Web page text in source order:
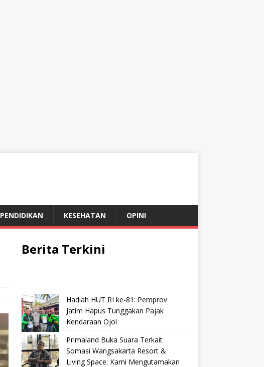
PENDIDIKAN KESEHATAN OPINI
Berita Terkini
Hadiah HUT RI ke-81: Pemprov
Jatim Hapus Tunggakan Pajak
Kendaraan Ojol
Primaland Buka Suara Terkait
Somasi Wangsakarta Resort &
Living Space: Kami Mengutamakan